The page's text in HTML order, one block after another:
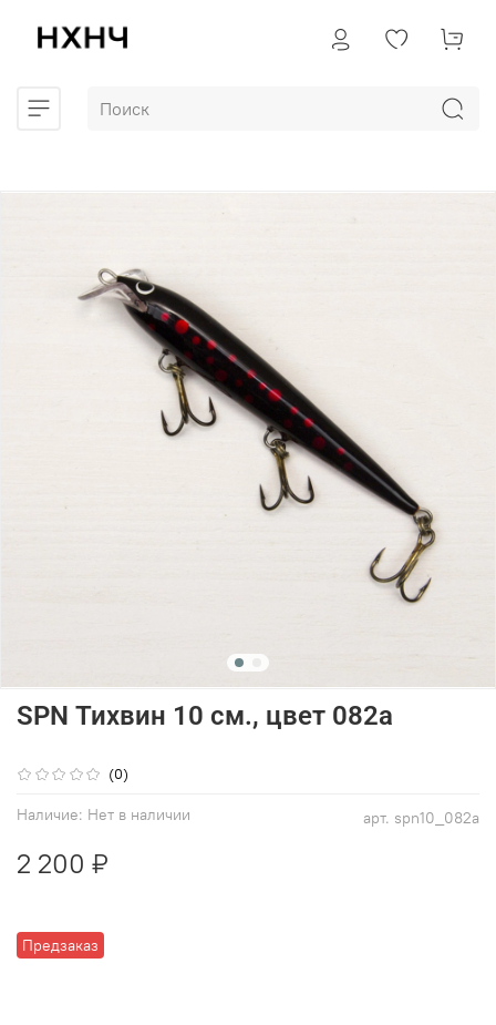
(0)
арт. spn10_082a
Наличие: Нет в наличии
Предзаказ
SPN Тихвин 10 см., цвет 082a
2 200 ₽